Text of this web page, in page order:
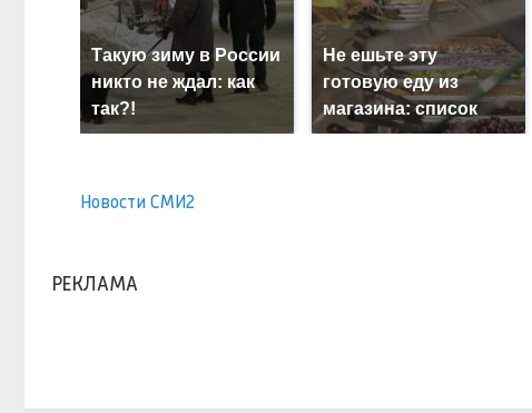
Такую зиму в России
никто не ждал: как
так?!
Не ешьте эту
готовую еду из
магазина: список
Новости СМИ2
РЕКЛАМА